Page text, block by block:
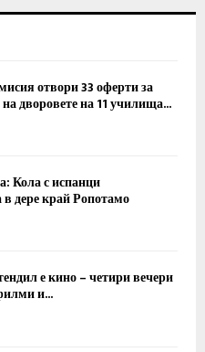
отвори 33 оферти за
дворовете на 11 училища...
Кола с испанци
дере край Ропотамо
е кино – четири вечери
и...